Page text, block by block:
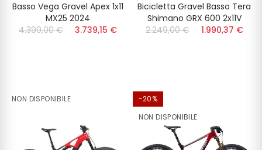
Basso Vega Gravel Apex 1x11
MX25 2024
4.399,00 €
3.739,15 €
Bicicletta Gravel Basso Tera
Shimano GRX 600 2x11V
2.249,00 €
1.990,37 €
NON DISPONIBILE
-20%
NON DISPONIBILE